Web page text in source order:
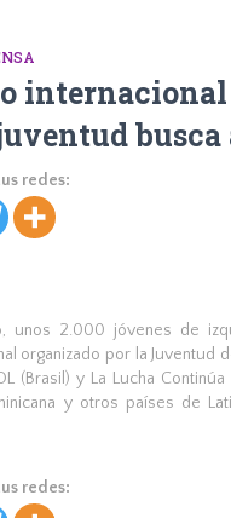
busca
redes:
unos 2.000 jóvenes de
organizado por la Juventud
(Brasil) y La Lucha
y otros países de
redes: